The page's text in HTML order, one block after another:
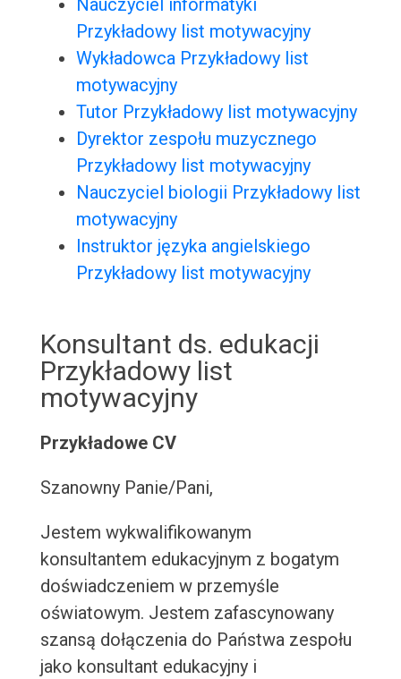
Nauczyciel informatyki
Przykładowy list motywacyjny
Wykładowca Przykładowy list
motywacyjny
Tutor Przykładowy list motywacyjny
Dyrektor zespołu muzycznego
Przykładowy list motywacyjny
Nauczyciel biologii Przykładowy list
motywacyjny
Instruktor języka angielskiego
Przykładowy list motywacyjny
Konsultant ds. edukacji
Przykładowy list
motywacyjny
Przykładowe CV
Szanowny Panie/Pani,
Jestem wykwalifikowanym
konsultantem edukacyjnym z bogatym
doświadczeniem w przemyśle
oświatowym. Jestem zafascynowany
szansą dołączenia do Państwa zespołu
jako konsultant edukacyjny i